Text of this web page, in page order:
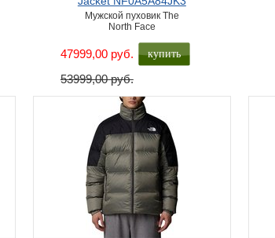
Мужской пуховик The
North Face
47999,00 руб.
53999,00 руб.
купить